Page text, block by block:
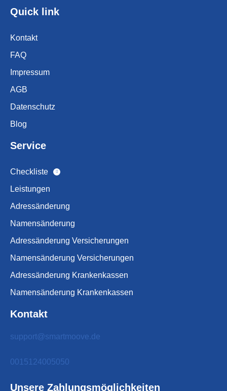
Quick link
Kontakt
FAQ
Impressum
AGB
Datenschutz
Blog
Service
Checkliste
Leistungen
Adressänderung
Namensänderung
Adressänderung Versicherungen
Namensänderung Versicherungen
Adressänderung Krankenkassen
Namensänderung Krankenkassen
Kontakt
support@smartmoove.de
0015124005050
Unsere Zahlungsmöglichkeiten